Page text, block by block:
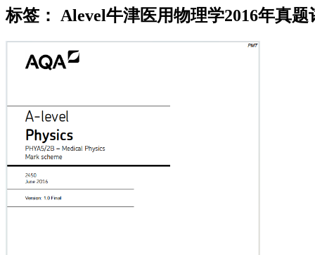
标签： Alevel牛津医用物理学2016年真题